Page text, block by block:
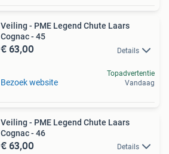
Veiling - PME Legend Chute Laars
Cognac - 45
€ 63,00 Details
Bezoek website
Topadvertentie
Vandaag
Veiling - PME Legend Chute Laars
Cognac - 46
€ 63,00 Details